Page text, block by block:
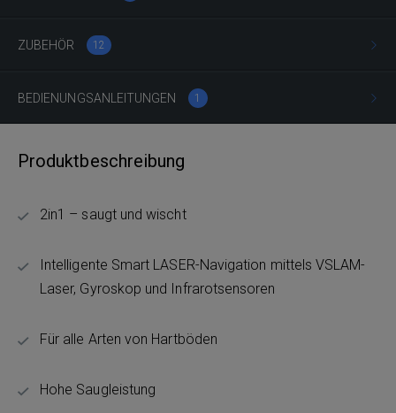
ZUBEHÖR 12
BEDIENUNGSANLEITUNGEN 1
Produktbeschreibung
2in1 – saugt und wischt
Intelligente Smart LASER-Navigation mittels VSLAM-
Laser, Gyroskop und Infrarotsensoren
Für alle Arten von Hartböden
Hohe Saugleistung